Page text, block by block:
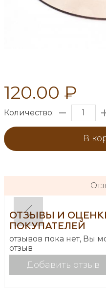
120.00 ₽
Количество:
В
ОТЗЫВЫ И
ПОКУПАТЕЛЕЙ
отзывов пока нет, Вы
отзыв
Добавить отзыв